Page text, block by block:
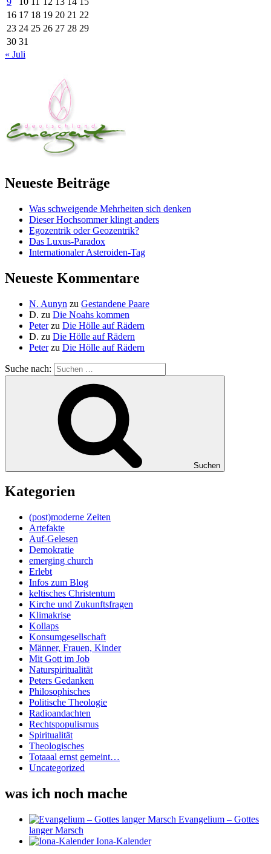
16 17 18 19 20 21 22
23 24 25 26 27 28 29
30 31
« Juli
Neueste Beiträge
Was schweigende Mehrheiten sich denken
Dieser Hochsommer klingt anders
Egozentrik oder Geozentrik?
Das Luxus-Paradox
Internationaler Asteroiden-Tag
Neueste Kommentare
N. Aunyn zu Gestandene Paare
D. zu Die Noahs kommen
Peterzu Die Hölle auf Rädern
D. zu Die Hölle auf Rädern
Peterzu Die Hölle auf Rädern
Suche nach:
Suchen
Kategorien
(post)moderne Zeiten
Artefakte
Auf-Gelesen
Demokratie
emerging church
Erlebt
Infos zum Blog
keltisches Christentum
Kirche und Zukunftsfragen
Klimakrise
Kollaps
Konsumgesellschaft
Männer, Frauen, Kinder
Mit Gott im Job
Naturspiritualität
Peters Gedanken
Philosophisches
Politische Theologie
Radioandachten
Rechtspopulismus
Spiritualität
Theologisches
Totaaal ernst gemeint…
Uncategorized
was ich noch mache
Evangelium – Gottes
langer Marsch
Iona-Kalender